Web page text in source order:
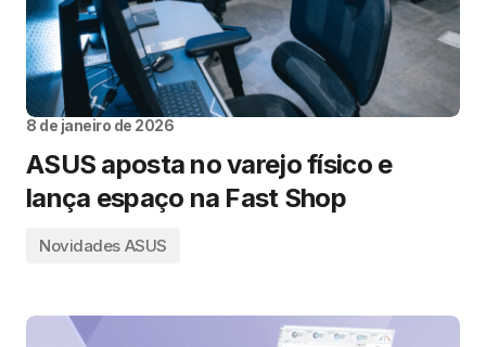
8 de janeiro de 2026
ASUS aposta no varejo físico e
lança espaço na Fast Shop
Novidades ASUS